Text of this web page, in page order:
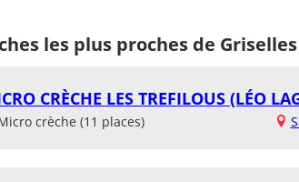
les plus proches de Griselles
CRÈCHE LES TREFILOUS (LÉO
crèche (11 places)